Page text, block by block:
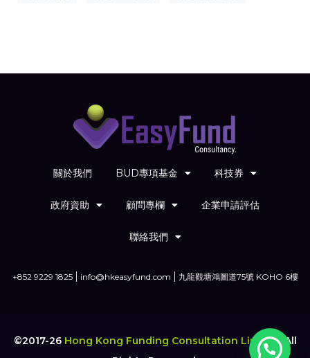
關於我們 BUD專項基金 科技券
政府資助 顧問專欄 企業申請評估
聯絡我們
+852 9229 1825 info@hkeasyfund.com 九龍觀塘鴻圖道75號 KOHO 6樓
©2017-26 Hong Kong Funding Consultation Limited.All